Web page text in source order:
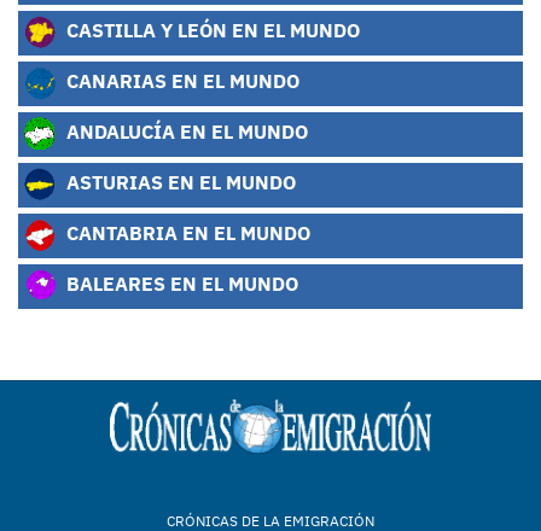
CASTILLA Y LEÓN EN EL MUNDO
CANARIAS EN EL MUNDO
ANDALUCÍA EN EL MUNDO
ASTURIAS EN EL MUNDO
CANTABRIA EN EL MUNDO
BALEARES EN EL MUNDO
CRÓNICAS DE LA EMIGRACIÓN